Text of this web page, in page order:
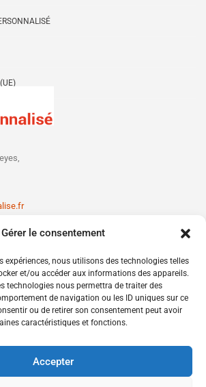
Gérer le consentement
expériences, nous utilisons des technologies telles
et/ou accéder aux informations des appareils.
technologies nous permettra de traiter des
de navigation ou les ID uniques sur ce
ou de retirer son consentement peut avoir
caractéristiques et fonctions.
Accepter